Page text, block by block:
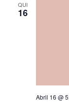
QUI
16
Abril 16 @